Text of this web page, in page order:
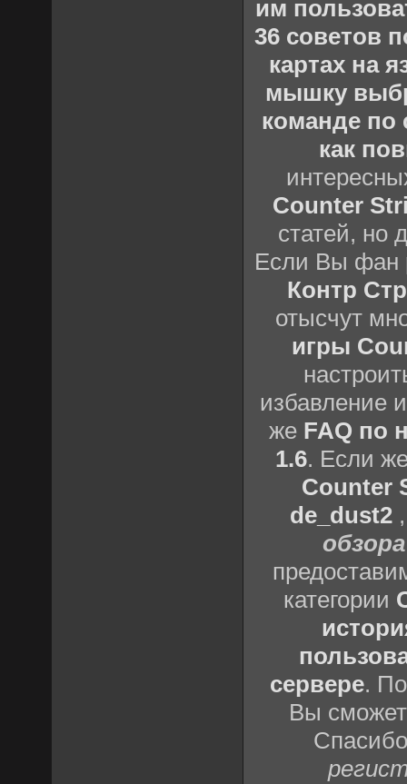
им
36 советов
картах на
мышку
команде по
как
Counter
статей, но
Если Вы фан
Контр
отысчут
игры
избавление
же FAQ по
1.6. Если
Counter
de_dust2
категории
сервере.
Вы